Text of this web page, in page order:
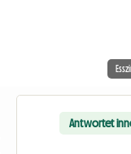
Antwortet